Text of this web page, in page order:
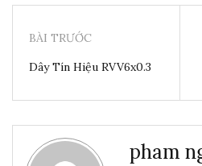
BÀI TRƯỚC
Dây Tín Hiệu RVV6x0.3
pham